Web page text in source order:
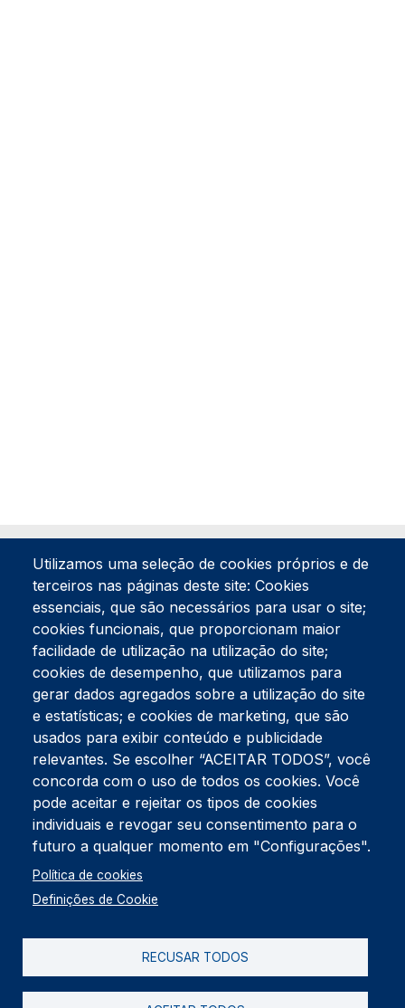
Tel:234 390 100Fax:234 390 100
Endereço Postal
Apartado 42
Rua Gil Eanes 31
3834-908 Gafanha da Nazaré
Estúdios
Rua Prior Guerra
Edifício do Centro Cultural da Gafanha da Nazaré
3830-556 Gafanha da Nazaré
Rodapé
Cookies
Política de Privacidade
Utilizamos uma seleção de cookies próprios e de
terceiros nas páginas deste site: Cookies
essenciais, que são necessários para usar o site;
cookies funcionais, que proporcionam maior
facilidade de utilização na utilização do site;
cookies de desempenho, que utilizamos para
gerar dados agregados sobre a utilização do site
e estatísticas; e cookies de marketing, que são
usados para exibir conteúdo e publicidade
relevantes. Se escolher “ACEITAR TODOS”, você
concorda com o uso de todos os cookies. Você
pode aceitar e rejeitar os tipos de cookies
individuais e revogar seu consentimento para o
futuro a qualquer momento em "Configurações".
Política de cookies
Definições de Cookie
RECUSAR TODOS